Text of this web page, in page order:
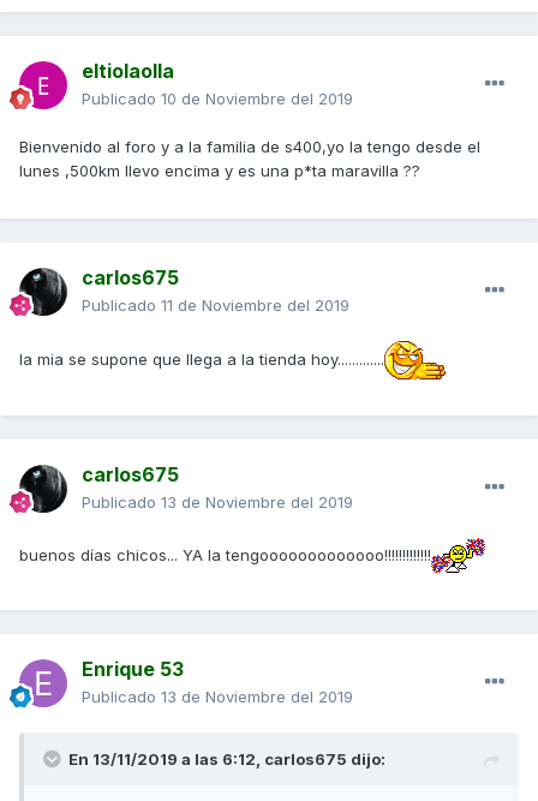
eltiolaolla
Publicado 10 de Noviembre del 2019
Bienvenido al foro y a la familia de s400,yo la tengo desde el
lunes ,500km llevo encima y es una p*ta maravilla ??
carlos675
Publicado 11 de Noviembre del 2019
la mia se supone que llega a la tienda hoy.............
carlos675
Publicado 13 de Noviembre del 2019
buenos días chicos... YA la tengooooooooooooo!!!!!!!!!!!!!
Enrique 53
Publicado 13 de Noviembre del 2019
En 13/11/2019 a las 6:12, carlos675 dijo: